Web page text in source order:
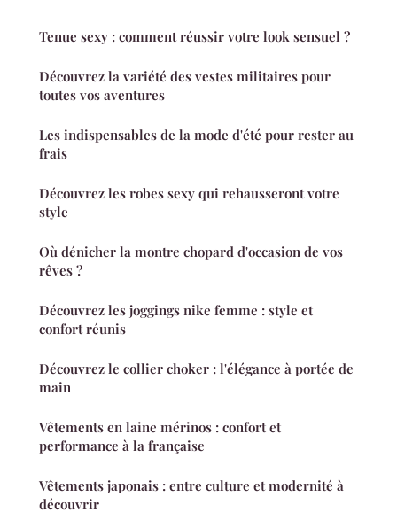
Tenue sexy : comment réussir votre look sensuel ?
Découvrez la variété des vestes militaires pour
toutes vos aventures
Les indispensables de la mode d'été pour rester au
frais
Découvrez les robes sexy qui rehausseront votre
style
Où dénicher la montre chopard d'occasion de vos
rêves ?
Découvrez les joggings nike femme : style et
confort réunis
Découvrez le collier choker : l'élégance à portée de
main
Vêtements en laine mérinos : confort et
performance à la française
Vêtements japonais : entre culture et modernité à
découvrir